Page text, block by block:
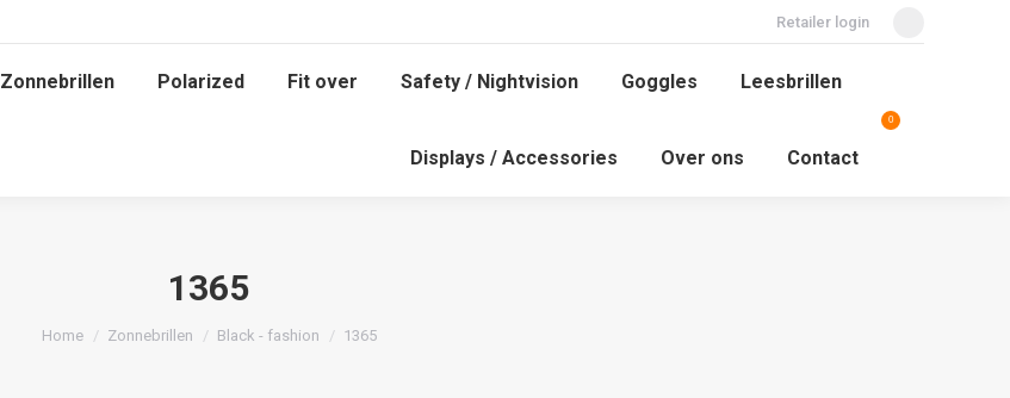
Retailer login
Zonnebrillen Polarized Fit over Safety / Nightvision Goggles Leesbrillen
Displays / Accessories Over ons Contact
0
1365
Je bent hier:
Home Zonnebrillen Black - fashion 1365